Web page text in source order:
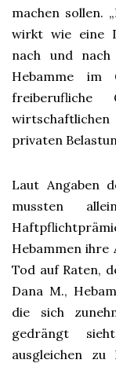
machen sollen.
wirkt wie eine
nach und
Hebamme im
privaten
Laut Angaben
mussten
Hebammen ihre
Tod auf Raten,
Dana M.,
die sich
gedrängt
ausgleichen